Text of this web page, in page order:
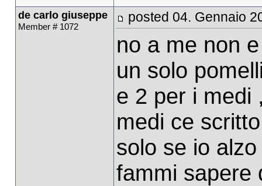
de carlo giuseppe
Member # 1072
posted 04. Gennaio
no a me non
un solo
e 2 per i medi
medi ce
solo se io
fammi sapere